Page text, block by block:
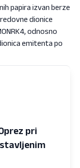
papira izvan berze
dionice
odnosno
emitenta po
pri